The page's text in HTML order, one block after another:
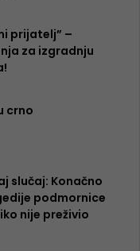
prijatelj” –
za izgradnju
crno
slučaj: Konačno
podmornice
nije preživio